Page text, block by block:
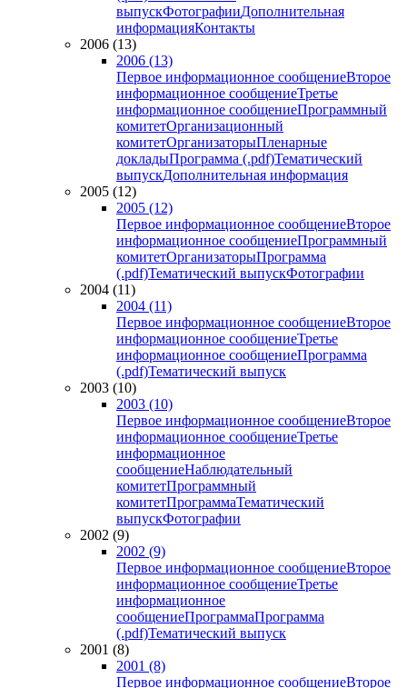
выпускФотографииДополнительная
информацияКонтакты
2006 (13)
2006 (13)
Первое информационное сообщениеВторое
информационное сообщениеТретье
информационное сообщениеПрограммный
комитетОрганизационный
комитетОрганизаторыПленарные
докладыПрограмма (.pdf)Тематический
выпускДополнительная информация
2005 (12)
2005 (12)
Первое информационное сообщениеВторое
информационное сообщениеПрограммный
комитетОрганизаторыПрограмма
(.pdf)Тематический выпускФотографии
2004 (11)
2004 (11)
Первое информационное сообщениеВторое
информационное сообщениеТретье
информационное сообщениеПрограмма
(.pdf)Тематический выпуск
2003 (10)
2003 (10)
Первое информационное сообщениеВторое
информационное сообщениеТретье
информационное
сообщениеНаблюдательный
комитетПрограммный
комитетПрограммаТематический
выпускФотографии
2002 (9)
2002 (9)
Первое информационное сообщениеВторое
информационное сообщениеТретье
информационное
сообщениеПрограммаПрограмма
(.pdf)Тематический выпуск
2001 (8)
2001 (8)
Первое информационное сообщениеВторое